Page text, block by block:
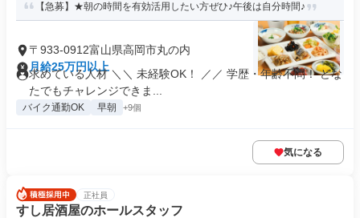
【急募】★朝の時間を有効活用したい方ぜひ♪午後は自分時間♪
〒933-0912富山県高岡市丸の内
月給25万円以上
求めている人材 ＼＼ 未経験OK！ ／／ 学歴・年齢不問！ どな
たでもチャレンジできま...
バイク通勤OK 早朝 +9個
気になる
正社員
すし居酒屋のホールスタッフ